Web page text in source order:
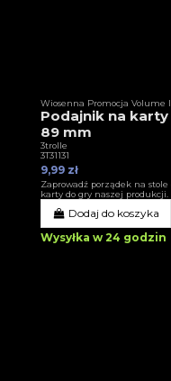
Wiosenna Promocja Volume
Podajnik na karty
89 mm
3trolle
3T31131
9,99 zł
Zaprowadź porządek na
karty do gry naszej produkcji.
Dodaj do koszyka
Wysyłka w 24 godzin